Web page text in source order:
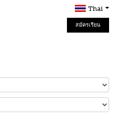
Thai
สมัครเรียน
Online